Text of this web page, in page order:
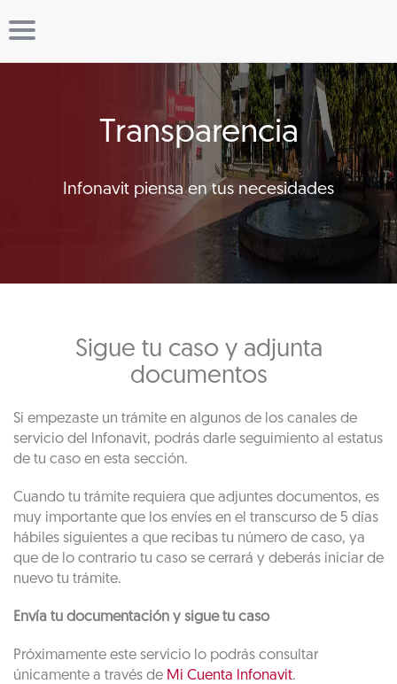
Transparencia
Infonavit piensa en tus necesidades
Sigue tu caso y adjunta
documentos
Si empezaste un trámite en algunos de los canales de
servicio del lnfonavit, podrás darle seguimiento al estatus
de tu caso en esta sección.
Cuando tu trámite requiera que adjuntes documentos, es
muy importante que los envíes en el transcurso de 5 días
hábiles siguientes a que recibas tu número de caso, ya
que de lo contrario tu caso se cerrará y deberás iniciar de
nuevo tu trámite.
Envía tu documentación y sigue tu caso
Próximamente este servicio lo podrás consultar
únicamente a través de Mi Cuenta lnfonavit.